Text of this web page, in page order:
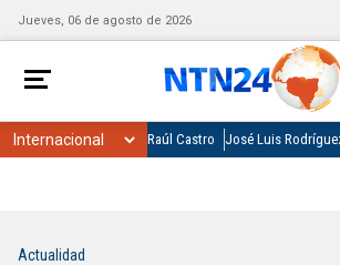
Jueves, 06 de agosto de 2026
Raúl Castro José Luis
Actualidad